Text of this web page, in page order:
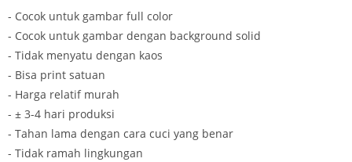
- Cocok untuk gambar full color
- Cocok untuk gambar dengan background solid
- Tidak menyatu dengan kaos
- Bisa print satuan
- Harga relatif murah
- ± 3-4 hari produksi
- Tahan lama dengan cara cuci yang benar
- Tidak ramah lingkungan